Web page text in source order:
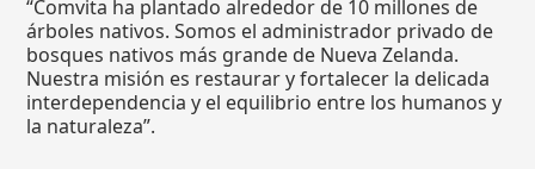
“Comvita ha plantado alrededor de 10 millones de
árboles nativos. Somos el administrador privado de
bosques nativos más grande de Nueva Zelanda.
Nuestra misión es restaurar y fortalecer la delicada
interdependencia y el equilibrio entre los humanos y
la naturaleza”.